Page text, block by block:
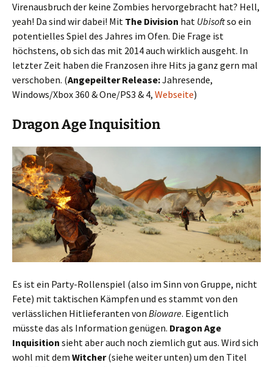
Virenausbruch der keine Zombies hervorgebracht hat? Hell,
yeah! Da sind wir dabei! Mit The Division hat Ubisoftso ein
potentielles Spiel des Jahres im Ofen. Die Frage ist
höchstens, ob sich das mit 2014 auch wirklich ausgeht. In
letzter Zeit haben die Franzosen ihre Hits ja ganz gern mal
verschoben. (Angepeilter Release:Jahresende,
Windows/Xbox 360 & One/PS3 & 4, Webseite)
Dragon Age Inquisition
Es ist ein Party-Rollenspiel (also im Sinn von Gruppe, nicht
Fete) mit taktischen Kämpfen und es stammt von den
verlässlichen Hitlieferanten von Bioware. Eigentlich
müsste das als Information genügen. Dragon Age
Inquisition sieht aber auch noch ziemlich gut aus. Wird sich
wohl mit dem Witcher(siehe weiter unten) um den Titel